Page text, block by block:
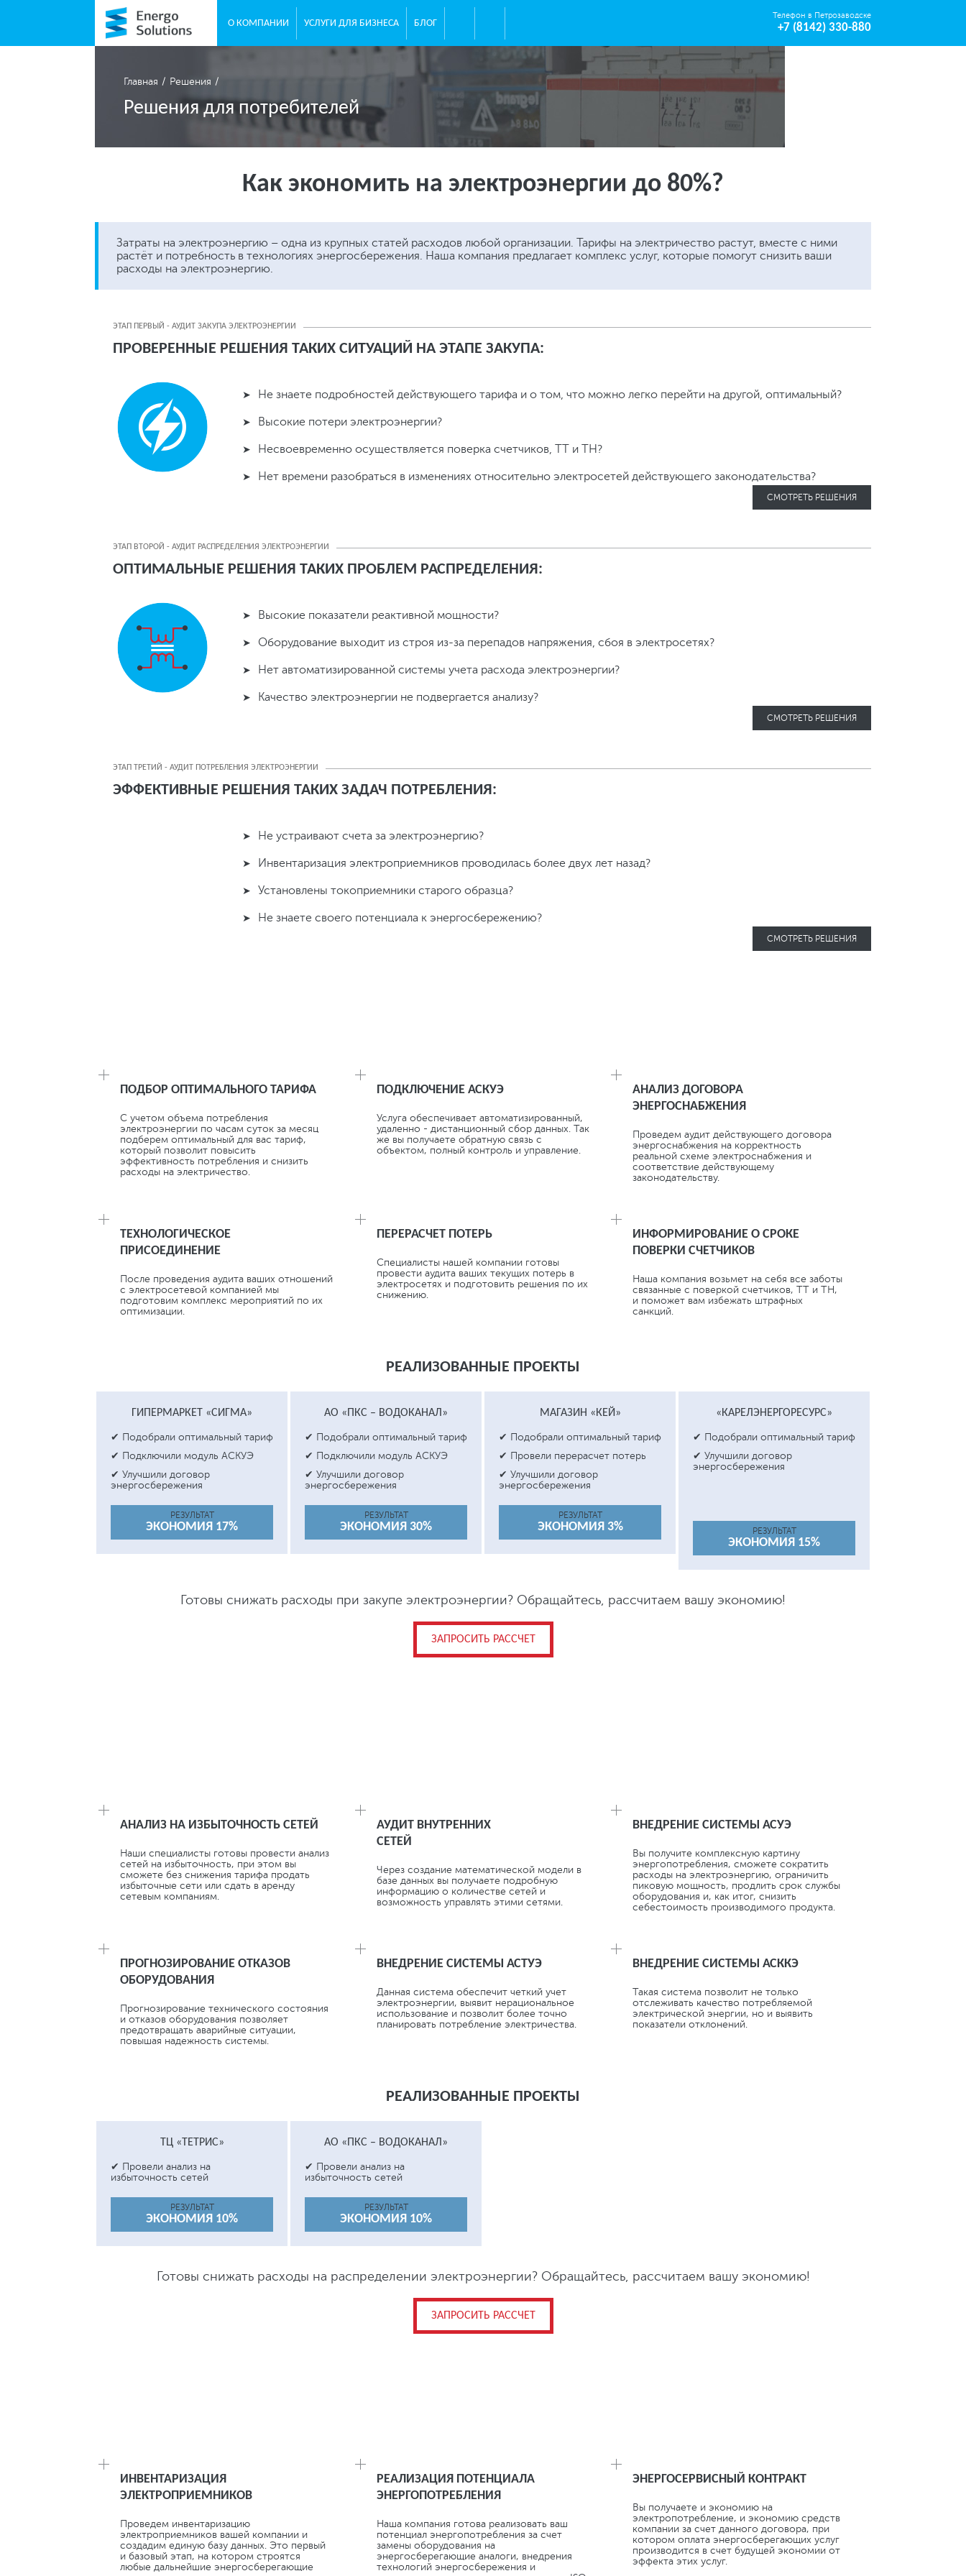
О КОМПАНИИ УСЛУГИ ДЛЯ БИЗНЕСА БЛОГ
Телефон в Петрозаводске
+7 (8142) 330-880
Главная Решения
Решения для потребителей
Как экономить на электроэнергии до 80%?
Затраты на электроэнергию – одна из крупных статей расходов любой организации. Тарифы на электричество растут, вместе с ними
растёт и потребность в технологиях энергосбережения. Наша компания предлагает комплекс услуг, которые помогут снизить ваши
расходы на электроэнергию.
ЭТАП ПЕРВЫЙ - АУДИТ ЗАКУПА ЭЛЕКТРОЭНЕРГИИ
ПРОВЕРЕННЫЕ РЕШЕНИЯ ТАКИХ СИТУАЦИЙ НА ЭТАПЕ ЗАКУПА:
Не знаете подробностей действующего тарифа и о том, что можно легко перейти на другой, оптимальный?
Высокие потери электроэнергии?
Несвоевременно осуществляется поверка счетчиков, ТТ и ТН?
Нет времени разобраться в изменениях относительно электросетей действующего законодательства?
СМОТРЕТЬ РЕШЕНИЯ
ЭТАП ВТОРОЙ - АУДИТ РАСПРЕДЕЛЕНИЯ ЭЛЕКТРОЭНЕРГИИ
ОПТИМАЛЬНЫЕ РЕШЕНИЯ ТАКИХ ПРОБЛЕМ РАСПРЕДЕЛЕНИЯ:
Высокие показатели реактивной мощности?
Оборудование выходит из строя из-за перепадов напряжения, сбоя в электросетях?
Нет автоматизированной системы учета расхода электроэнергии?
Качество электроэнергии не подвергается анализу?
СМОТРЕТЬ РЕШЕНИЯ
ЭТАП ТРЕТИЙ - АУДИТ ПОТРЕБЛЕНИЯ ЭЛЕКТРОЭНЕРГИИ
ЭФФЕКТИВНЫЕ РЕШЕНИЯ ТАКИХ ЗАДАЧ ПОТРЕБЛЕНИЯ:
Не устраивают счета за электроэнергию?
Инвентаризация электроприемников проводилась более двух лет назад?
Установлены токоприемники старого образца?
Не знаете своего потенциала к энергосбережению?
СМОТРЕТЬ РЕШЕНИЯ
ПОДБОР ОПТИМАЛЬНОГО ТАРИФА
С учетом объема потребления
электроэнергии по часам суток за месяц
подберем оптимальный для вас тариф,
который позволит повысить
эффективность потребления и снизить
расходы на электричество.
ПОДКЛЮЧЕНИЕ АСКУЭ
Услуга обеспечивает автоматизированный,
удаленно - дистанционный сбор данных. Так
же вы получаете обратную связь с
объектом, полный контроль и управление.
АНАЛИЗ ДОГОВОРА
ЭНЕРГОСНАБЖЕНИЯ
Проведем аудит действующего договора
энергоснабжения на корректность
реальной схеме электроснабжения и
соответствие действующему
законодательству.
ТЕХНОЛОГИЧЕСКОЕ
ПРИСОЕДИНЕНИЕ
После проведения аудита ваших отношений
с электросетевой компанией мы
подготовим комплекс мероприятий по их
оптимизации.
ПЕРЕРАСЧЕТ ПОТЕРЬ
Специалисты нашей компании готовы
провести аудита ваших текущих потерь в
электросетях и подготовить решения по их
снижению.
ИНФОРМИРОВАНИЕ О СРОКЕ
ПОВЕРКИ СЧЕТЧИКОВ
Наша компания возьмет на себя все заботы
связанные с поверкой счетчиков, ТТ и ТН,
и поможет вам избежать штрафных
санкций.
РЕАЛИЗОВАННЫЕ ПРОЕКТЫ
ГИПЕРМАРКЕТ «СИГМА»
✔ Подобрали оптимальный тариф
✔ Подключили модуль АСКУЭ
✔ Улучшили договор
энергосбережения
РЕЗУЛЬТАТ
ЭКОНОМИЯ 17%
АО «ПКС – ВОДОКАНАЛ»
✔ Подобрали оптимальный тариф
✔ Подключили модуль АСКУЭ
✔ Улучшили договор
энергосбережения
РЕЗУЛЬТАТ
ЭКОНОМИЯ 30%
МАГАЗИН «КЕЙ»
✔ Подобрали оптимальный тариф
✔ Провели перерасчет потерь
✔ Улучшили договор
энергосбережения
РЕЗУЛЬТАТ
ЭКОНОМИЯ 3%
«КАРЕЛЭНЕРГОРЕСУРС»
✔ Подобрали оптимальный тариф
✔ Улучшили договор
энергосбережения
РЕЗУЛЬТАТ
ЭКОНОМИЯ 15%
Готовы снижать расходы при закупе электроэнергии? Обращайтесь, рассчитаем вашу экономию!
ЗАПРОСИТЬ РАССЧЕТ
АНАЛИЗ НА ИЗБЫТОЧНОСТЬ СЕТЕЙ
Наши специалисты готовы провести анализ
сетей на избыточность, при этом вы
сможете без снижения тарифа продать
избыточные сети или сдать в аренду
сетевым компаниям.
АУДИТ ВНУТРЕННИХ
СЕТЕЙ
Через создание математической модели в
базе данных вы получаете подробную
информацию о количестве сетей и
возможность управлять этими сетями.
ВНЕДРЕНИЕ СИСТЕМЫ АСУЭ
Вы получите комплексную картину
энергопотребления, сможете сократить
расходы на электроэнергию, ограничить
пиковую мощность, продлить срок службы
оборудования и, как итог, снизить
себестоимость производимого продукта.
ПРОГНОЗИРОВАНИЕ ОТКАЗОВ
ОБОРУДОВАНИЯ
Прогнозирование технического состояния
и отказов оборудования позволяет
предотвращать аварийные ситуации,
повышая надежность системы.
ВНЕДРЕНИЕ СИСТЕМЫ АСТУЭ
Данная система обеспечит четкий учет
электроэнергии, выявит нерациональное
использование и позволит более точно
планировать потребление электричества.
ВНЕДРЕНИЕ СИСТЕМЫ АСККЭ
Такая система позволит не только
отслеживать качество потребляемой
электрической энергии, но и выявить
показатели отклонений.
РЕАЛИЗОВАННЫЕ ПРОЕКТЫ
ТЦ «ТЕТРИС»
✔ Провели анализ на
избыточность сетей
РЕЗУЛЬТАТ
ЭКОНОМИЯ 10%
АО «ПКС – ВОДОКАНАЛ»
✔ Провели анализ на
избыточность сетей
РЕЗУЛЬТАТ
ЭКОНОМИЯ 10%
Готовы снижать расходы на распределении электроэнергии? Обращайтесь, рассчитаем вашу экономию!
ЗАПРОСИТЬ РАССЧЕТ
ИНВЕНТАРИЗАЦИЯ
ЭЛЕКТРОПРИЕМНИКОВ
Проведем инвентаризацию
электроприемников вашей компании и
создадим единую базу данных. Это первый
и базовый этап, на котором строятся
любые дальнейшие энергосберегающие
РЕАЛИЗАЦИЯ ПОТЕНЦИАЛА
ЭНЕРГОПОТРЕБЛЕНИЯ
Наша компания готова реализовать ваш
потенциал энергопотребления за счет
замены оборудования на
энергосберегающие аналоги, внедрения
технологий энергосбережения и
ЭНЕРГОСЕРВИСНЫЙ КОНТРАКТ
Вы получаете и экономию на
электропотребление, и экономию средств
компании за счет данного договора, при
котором оплата энергосберегающих услуг
производится в счет будущей экономии от
эффекта этих услуг.